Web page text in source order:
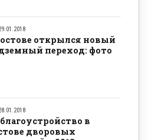
открылся новый
переход: фото
в
дворовых